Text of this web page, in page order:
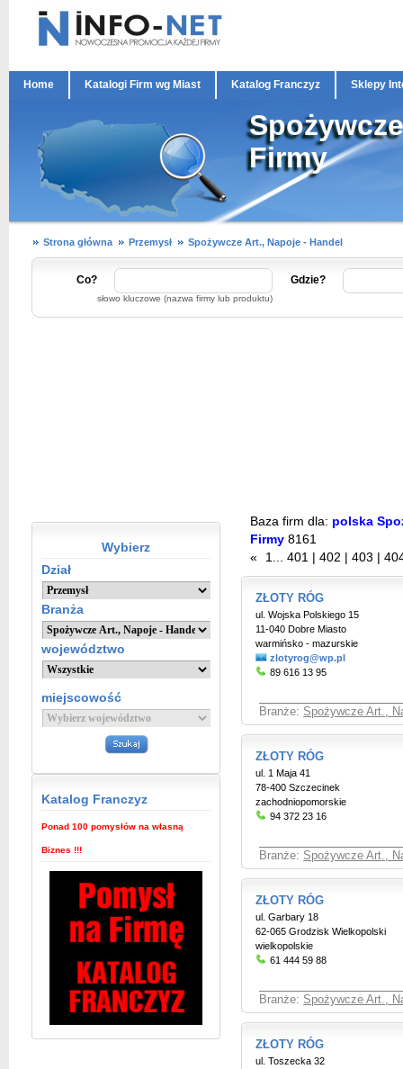
Home Katalogi Firm wg Miast Katalog Franczyz Sklepy
Firmy
Strona główna Przemysł Spożywcze Art., Napoje - Handel
Co?
słowo kluczowe (nazwa firmy lub produktu)
Gdzie?
Wybierz
Dział
Branża
województwo
miejscowość
Katalog Franczyz
Ponad 100 pomysłów na własną
Biznes !!!
Baza firm dla: polska
Firmy 8161
«
1... 401 402 403
ZŁOTY RÓG
ul. Wojska Polskiego 15
11-040 Dobre Miasto
warmińsko - mazurskie
zlotyrog@wp.pl
89 616 13 95
Branże: Spożywcze Art.,
ZŁOTY RÓG
ul. 1 Maja 41
78-400 Szczecinek
zachodniopomorskie
94 372 23 16
Branże: Spożywcze Art.,
ZŁOTY RÓG
ul. Garbary 18
62-065 Grodzisk Wielkopolski
wielkopolskie
61 444 59 88
Branże: Spożywcze Art.,
ZŁOTY RÓG
ul. Toszecka 32